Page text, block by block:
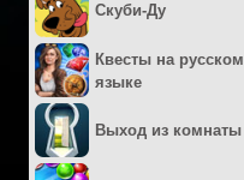
Скуби-Ду
Квесты на русском
языке
Выход из комнаты